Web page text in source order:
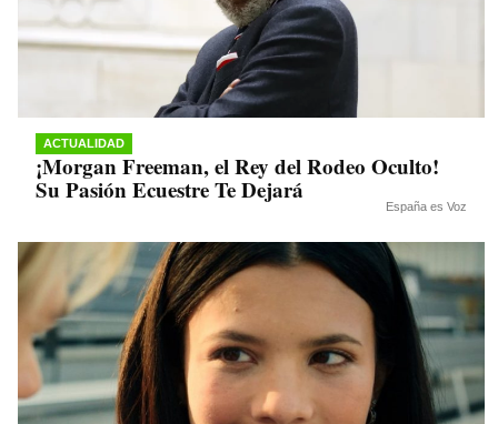
ACTUALIDAD
¡Morgan Freeman, el Rey del Rodeo Oculto!
Su Pasión Ecuestre Te Dejará
España es Voz